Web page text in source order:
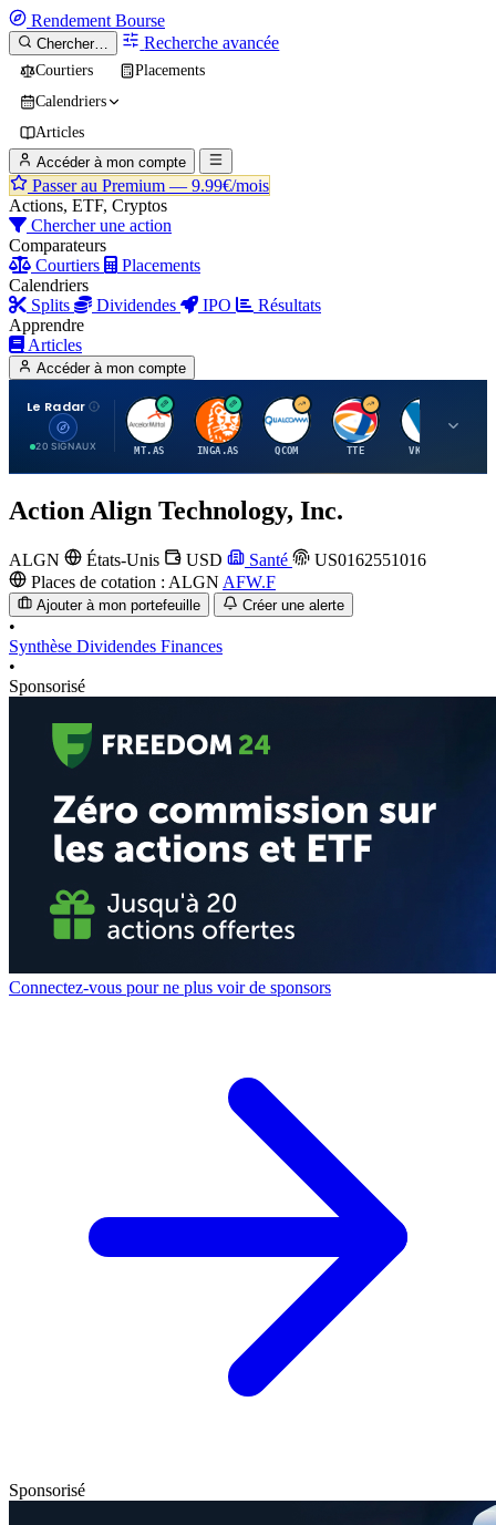
Rendement Bourse
Chercher… Recherche avancée
Courtiers
Placements
Calendriers
Articles
Accéder à mon compte
Passer au Premium — 9.99€/mois
Actions, ETF, Cryptos
Chercher une action
Comparateurs
Courtiers
Placements
Calendriers
Splits
Dividendes IPO
Résultats
Apprendre
Articles
Accéder à mon compte
Le Radar
20 SIGNAUX
A
MT.AS
I
INGA.AS
Q
QCOM
T
TTE VK.PA
Action Align Technology, Inc.
ALGN États-Unis USD Santé
US0162551016
Places de cotation : ALGN AFW.F
Ajouter à mon portefeuille Créer une alerte
•
Synthèse Dividendes Finances
•
Sponsorisé
Connectez-vous pour ne plus voir de sponsors
Sponsorisé